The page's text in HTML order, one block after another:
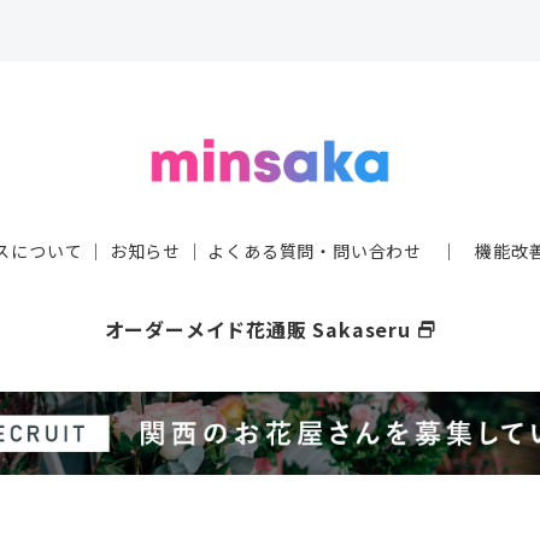
について ｜ お知らせ ｜ よくある質問・問い合わせ ｜機能改
オーダーメイド花通販 Sakaseru select_window